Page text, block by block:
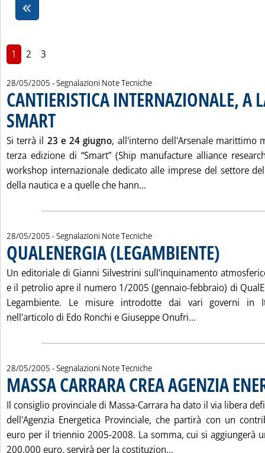
1 2 3
28/05/2005 - Segnalazioni Note Tecniche
CANTIERISTICA INTERNAZIONALE, A
SMART. Pubblicata sabato 28 maggio 2005 alle 15.24.
Si terrà il 23 e 24 giugno, all'interno dell'Arsenale marittimo
terza edizione di “Smart” (Ship manufacture alliance
workshop internazionale dedicato alle imprese del settore
della nautica e a quelle che hann...
28/05/2005 - Segnalazioni Note Tecniche
QUALENERGIA (LEGAMBIENTE)
Un editoriale di Gianni Silvestrini sull'inquinamento
e il petrolio apre il numero 1/2005 (gennaio-febbraio) di
Legambiente. Le misure introdotte dai vari governi in
nell'articolo di Edo Ronchi e Giuseppe Onufri...
28/05/2005 - Segnalazioni Note Tecniche
MASSA CARRARA CREA AGENZIA
Il consiglio provinciale di Massa-Carrara ha dato il via libera
dell'Agenzia Energetica Provinciale, che partirà con un
euro per il triennio 2005-2008. La somma, cui si aggiungerà
200.000 euro, servirà per la costituzion...